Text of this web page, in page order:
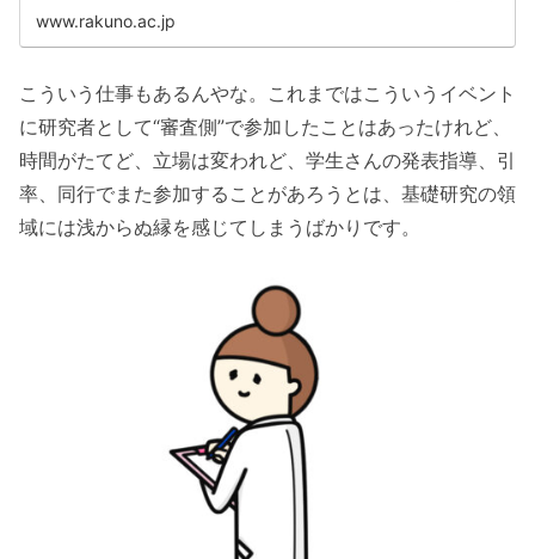
www.rakuno.ac.jp
こういう仕事もあるんやな。これまではこういうイベント
に研究者として“審査側”で参加したことはあったけれど、
時間がたてど、立場は変われど、学生さんの発表指導、引
率、同行でまた参加することがあろうとは、基礎研究の領
域には浅からぬ縁を感じてしまうばかりです。